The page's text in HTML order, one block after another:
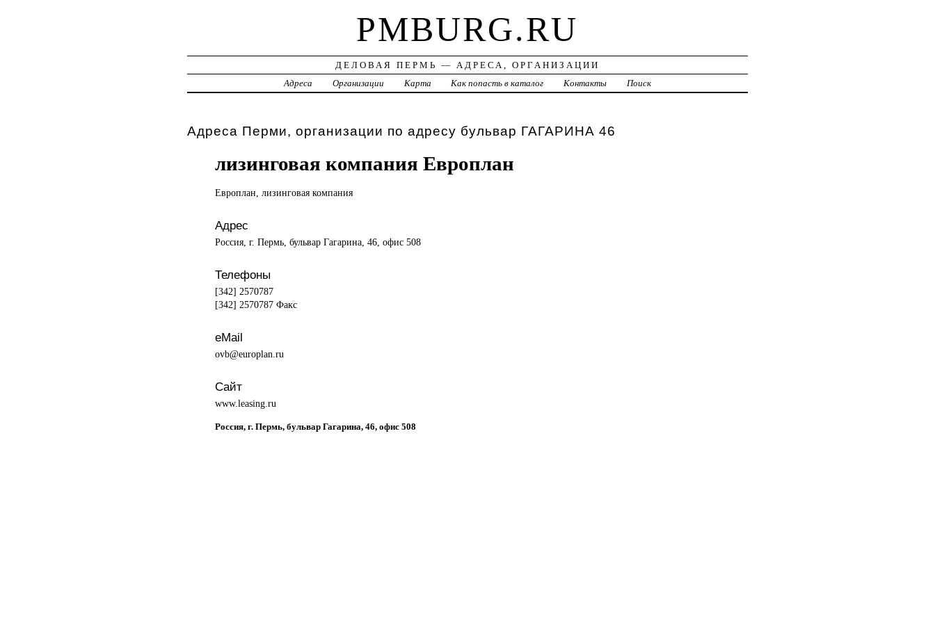
PMBURG.RU
ДЕЛОВАЯ ПЕРМЬ — АДРЕСА, ОРГАНИЗАЦИИ
Адреса
Организации Карта Как попасть в каталог Контакты Поиск
Адреса Перми, организации по адресу бульвар ГАГАРИНА 46
лизинговая компания Европлан
Европлан, лизинговая компания
Адрес
Россия, г. Пермь, бульвар Гагарина, 46, офис 508
Телефоны
[342] 2570787
[342] 2570787 Факс
eMail
ovb@europlan.ru
Сайт
www.leasing.ru
Россия, г. Пермь, бульвар Гагарина, 46, офис 508